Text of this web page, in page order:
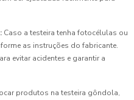
Caso a testeira tenha fotocélulas ou
as instruções do fabricante.
evitar acidentes e garantir a
produtos na testeira gôndola,